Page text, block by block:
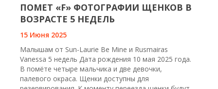
ПОМЕТ «F» ФОТОГРАФИИ ЩЕНКОВ В
ВОЗРАСТЕ 5 НЕДЕЛЬ
15 Июня 2025
Малышам от Sun-Laurie Be Mine и Rusmairas
Vanessa 5 недель Дата рождения 10 мая 2025 года.
В помёте четыре мальчика и две девочки,
палевого окраса. Щенки доступны для